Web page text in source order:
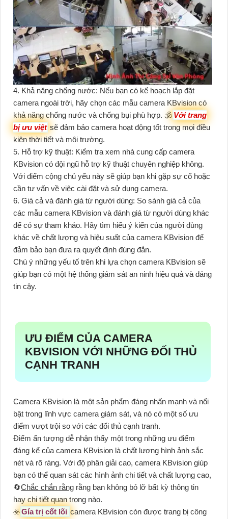
4. Khả năng chống nước: Nếu bạn có kế hoạch lắp đặt
camera ngoài trời, hãy chọn các mẫu camera KBvision có
khả năng chống nước và chống bụi phù hợp. 🕉️ Với trang
bị ưu việt sẽ đảm bảo camera hoạt động tốt trong mọi điều
kiện thời tiết và môi trường.
5. Hỗ trợ kỹ thuật: Kiểm tra xem nhà cung cấp camera
KBvision có đội ngũ hỗ trợ kỹ thuật chuyên nghiệp không.
Với điểm cộng chủ yếu này sẽ giúp bạn khi gặp sự cố hoặc
cần tư vấn về việc cài đặt và sử dụng camera.
6. Giá cả và đánh giá từ người dùng: So sánh giá cả của
các mẫu camera KBvision và đánh giá từ người dùng khác
để có sự tham khảo. Hãy tìm hiểu ý kiến ​​của người dùng
khác về chất lượng và hiệu suất của camera KBvision để
đảm bảo bạn đưa ra quyết định đúng đắn.
Chú ý những yếu tố trên khi lựa chọn camera KBvision sẽ
giúp bạn có một hệ thống giám sát an ninh hiệu quả và đáng
tin cậy.
ƯU ĐIỂM CỦA CAMERA
KBVISION VỚI NHỮNG ĐỐI THỦ
CẠNH TRANH
Camera KBvision là một sản phẩm đáng nhấn mạnh và nổi
bật trong lĩnh vực camera giám sát, và nó có một số ưu
điểm vượt trội so với các đối thủ cạnh tranh.
Điểm ấn tượng dễ nhận thấy một trong những ưu điểm
đáng kể của camera KBvision là chất lượng hình ảnh sắc
nét và rõ ràng. Với độ phân giải cao, camera KBvision giúp
bạn có thể quan sát các hình ảnh chi tiết và chất lượng cao,
🔄Chắc chắn rằng rằng bạn không bỏ lỡ bất kỳ thông tin
hay chi tiết quan trọng nào.
☣️Gía trị cốt lõi camera KBvision còn được trang bị công